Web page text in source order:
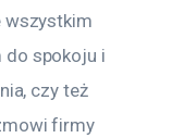
wszystkim
do spokoju i
czy też
firmy